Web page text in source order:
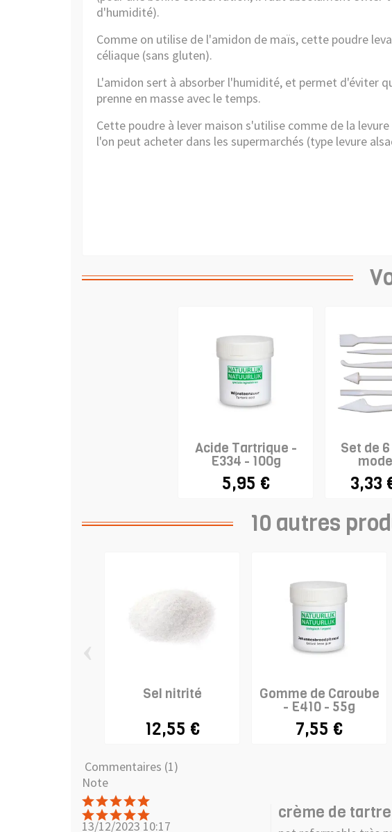
d'humidité).
Comme on utilise de l'amidon de maïs, cette poudre
céliaque (sans gluten).
L'amidon sert à absorber l'humidité, et permet d'éviter
prenne en masse avec le temps.
Cette poudre à lever maison s'utilise comme de la
l'on peut acheter dans les supermarchés (type levure
Acide Tartrique -
E334 - 100g
5,95 €
Set de
3,33
10 autres
Sel nitrité
12,55 €
Gomme de Caroube
- E410 - 55g
7,55 €
Commentaires (1)
Note
13/12/2023 10:17
crème de tartre